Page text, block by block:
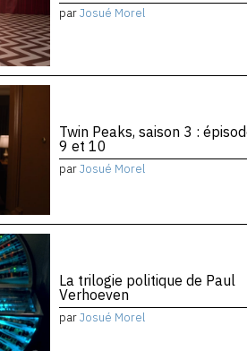
parJosué Morel
Twin Peaks, saison 3 :
9 et 10
parJosué Morel
La trilogie politique de Paul
Verhoeven
parJosué Morel